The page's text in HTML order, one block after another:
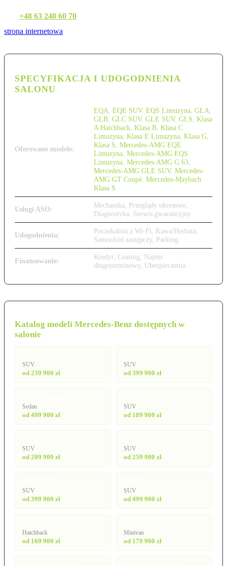
+48 63 240 60 70
strona internetowa
SPECYFIKACJA I UDOGODNIENIA
SALONU
Oferowane modele:
EQA EQE SUV, EQS Limuzyna GLA
GLB GLC SUV, GLE SUV, GLS Klasa
A Hatchback Klasa B Klasa C
Limuzyna Klasa E Limuzyna Klasa G
Klasa S Mercedes-AMG EQE
Limuzyna Mercedes-AMG EQS
Limuzyna Mercedes-AMG G 63
Mercedes-AMG GLE SUV, Mercedes-
AMG GT Coupé Mercedes-Maybach
Klasa S
Usługi ASO:
Mechanika, Przeglądy okresowe,
Diagnostyka, Serwis gwarancyjny
Udogodnienia:
Poczekalnia z Wi-Fi, Kawa/Herbata,
Samochód zastępczy, Parking
Finansowanie:
Kredyt, Leasing, Najem
długoterminowy, Ubezpieczenia
Katalog modeli Mercedes-Benz dostępnych w
salonie
SUV
od 239 900 zł
SUV
od 399 900 zł
Sedan
od 499 900 zł
SUV
od 189 900 zł
SUV
od 209 900 zł
SUV
od 259 900 zł
SUV
od 399 900 zł
SUV
od 499 900 zł
Hatchback
od 169 900 zł
Minivan
od 179 900 zł